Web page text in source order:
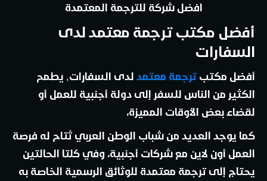
افضل شركة للترجمة المعتمدة
أفضل مكتب ترجمة معتمد لدى
السفارات
أفضل مكتب ترجمة معتمد لدى السفارات, يطمح
الكثير من الناس للسفر إلى دولة أجنبية للعمل أو
لقضاء بعض الأوقات المميزة،
كما يوجد العديد من شباب الوطن العربي تُتاح له فرصة
العمل أون لاين مع شركات أجنبية، وفي كلتا الحالتين
يحتاج إلى ترجمة معتمدة للوثائق الرسمية الخاصة به